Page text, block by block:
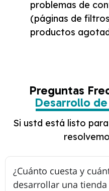
problemas de
(páginas de
productos
Preguntas
Desarrollo
Si ustd está listo
¿Cuánto cuesta y
desarrollar una